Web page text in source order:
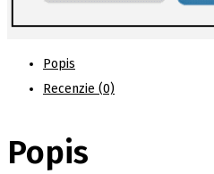
Popis
Recenzie (0)
Popis